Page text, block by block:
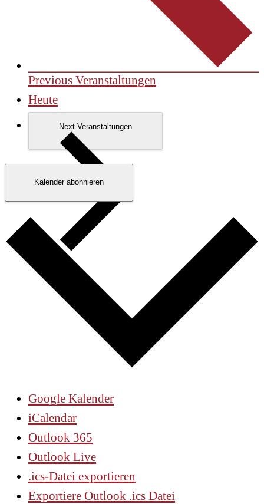
Previous Veranstaltungen
Heute
Next Veranstaltungen
Kalender abonnieren
Google Kalender
iCalendar
Outlook 365
Outlook Live
.ics-Datei exportieren
Exportiere Outlook .ics Datei